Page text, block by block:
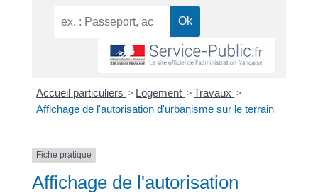
Accueil particuliers > Logement >Travaux >
Affichage de l'autorisation d'urbanisme sur le terrain
Fiche pratique
Affichage de l'autorisation